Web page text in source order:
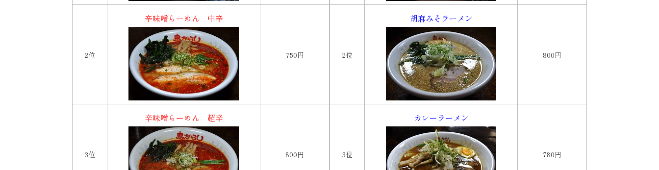
2位
辛味噌らーめん 中辛
750円
3位
辛味噌らーめん 超辛
800円
2位
胡麻みそラーメン
800円
3位
カレーラーメン
780円